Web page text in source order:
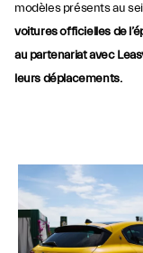
modèles présents au
voitures officielles de
au partenariat avec
leurs déplacements.